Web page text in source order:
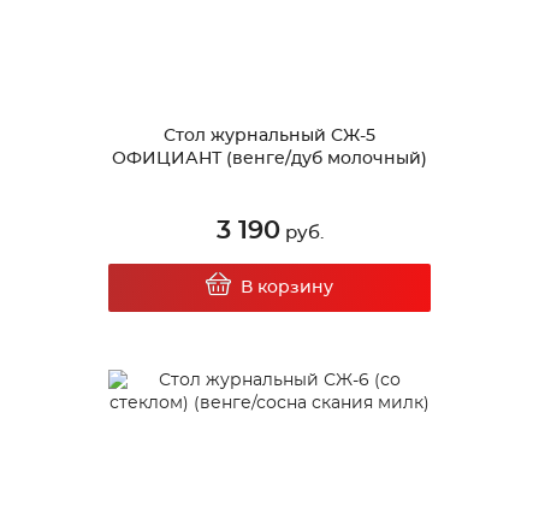
Стол журнальный СЖ-5
ОФИЦИАНТ (венге/дуб молочный)
3 190руб.
В корзину